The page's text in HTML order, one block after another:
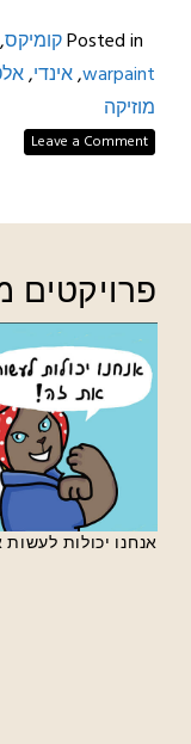
Posted inקומיקס,
warpaint
,אינדי,
מוזיקה
Leave a Comment
פרויקטים
אנחנו יכולות